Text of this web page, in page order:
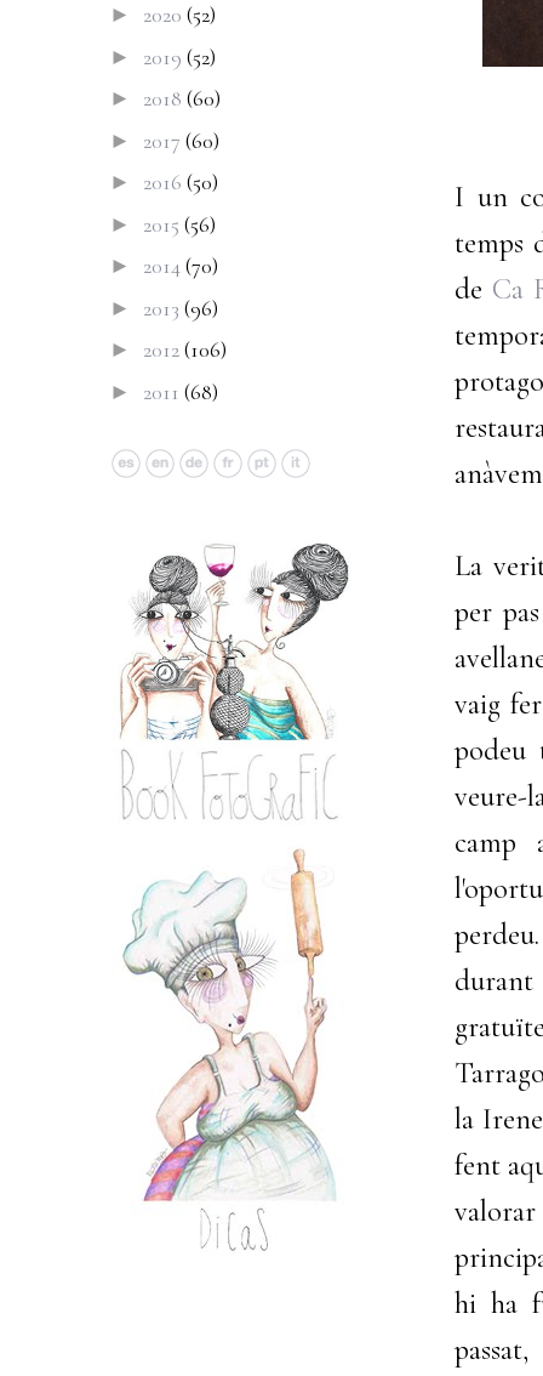
I un
temps
de Ca
La
per
vaig
podeu
veure-
camp
durant
la
fent
hi ha
► 2020 (52)
► 2019 (52)
► 2018 (60)
► 2017 (60)
► 2016 (50)
► 2015 (56)
► 2014(70)
► 2013 (96)
► 2012(106)
► 2011 (68)